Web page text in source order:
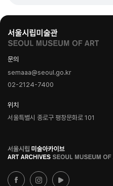
문의
semaaa@seoul.go.kr
02-2124-7400
위치
서울특별시 종로구 평창문화로 101
로
고